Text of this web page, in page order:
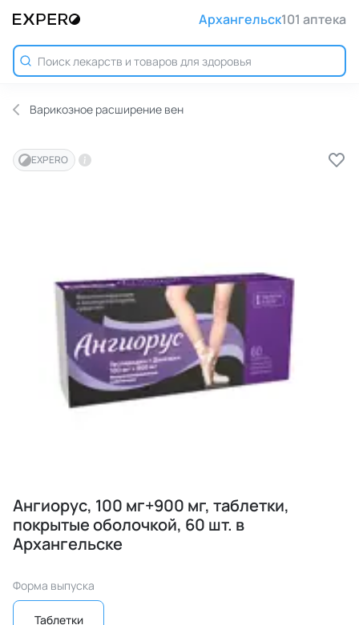
Архангельск101 аптека
Варикозное расширение вен
EXPERO
Ангиорус, 100 мг+900 мг, таблетки,
покрытые оболочкой, 60 шт. в
Архангельске
Форма выпуска
Таблетки